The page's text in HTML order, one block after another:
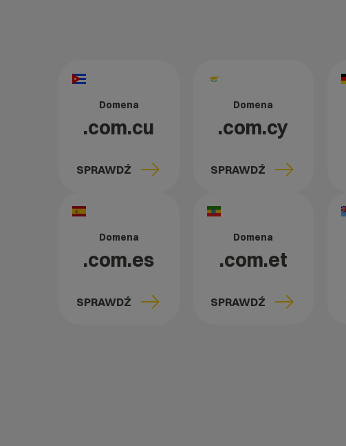
Domena
.com.cu
SPRAWDŹ
Domena
.com.cy
SPRAWDŹ
Domena
.com.es
SPRAWDŹ
Domena
.com.et
SPRAWDŹ